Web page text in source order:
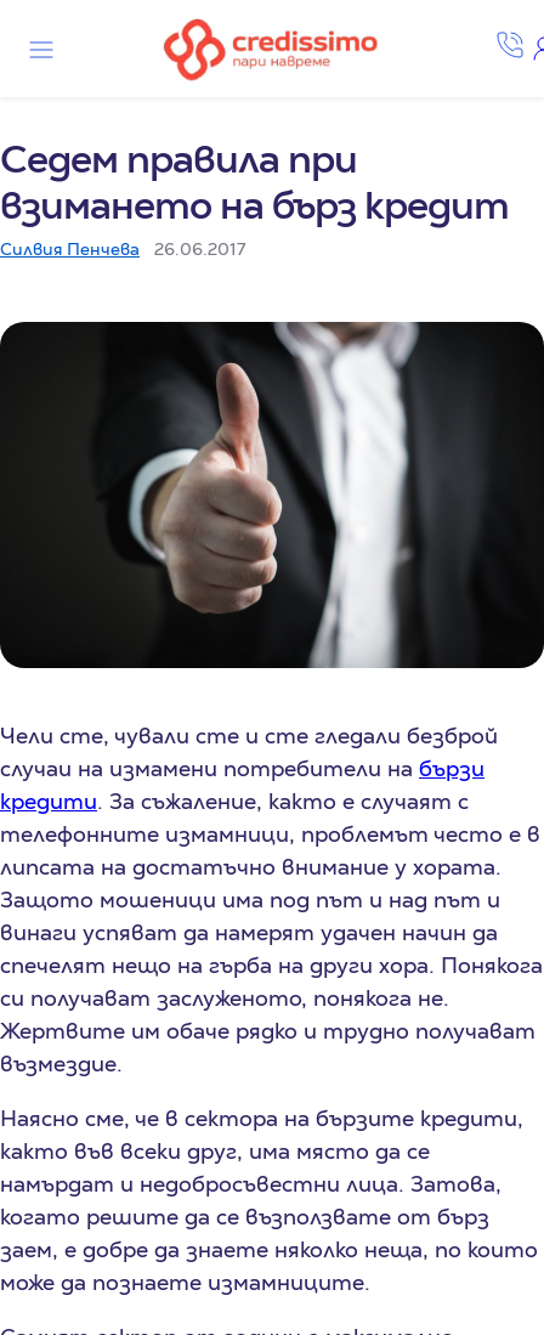
Седем правила при
взимането на бърз кредит
Силвия Пенчева 26.06.2017
Чели сте, чували сте и сте гледали безброй
случаи на измамени потребители на бързи
кредити. За съжаление, както е случаят с
телефонните измамници, проблемът често е в
липсата на достатъчно внимание у хората.
Защото мошеници има под път и над път и
винаги успяват да намерят удачен начин да
спечелят нещо на гърба на други хора. Понякога
си получават заслуженото, понякога не.
Жертвите им обаче рядко и трудно получават
възмездие.
Наясно сме, че в сектора на бързите кредити,
както във всеки друг, има място да се
намърдат и недобросъвестни лица. Затова,
когато решите да се възползвате от бърз
заем, е добре да знаете няколко неща, по които
може да познаете измамниците.